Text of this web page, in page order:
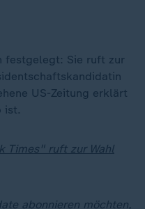
festgelegt: Sie ruft zur
US-Zeitung erklärt
ist.
Times" ruft zur Wahl
abonnieren möchten,